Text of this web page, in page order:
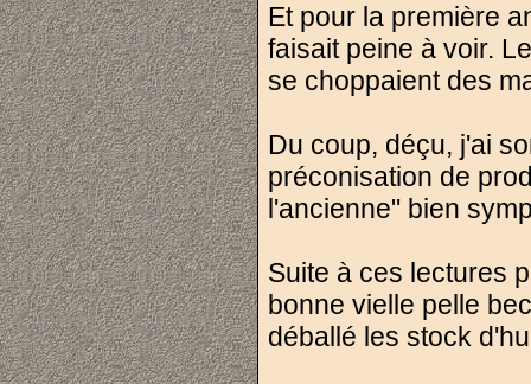
Et pour la première
faisait peine à voir.
se choppaient des
Du coup, déçu, j'ai
préconisation de
l'ancienne" bien
Suite à ces lectures
bonne vielle pelle
déballé les stock